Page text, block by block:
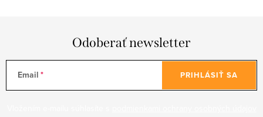
Odoberať newsletter
Email PRIHLÁSIŤ SA